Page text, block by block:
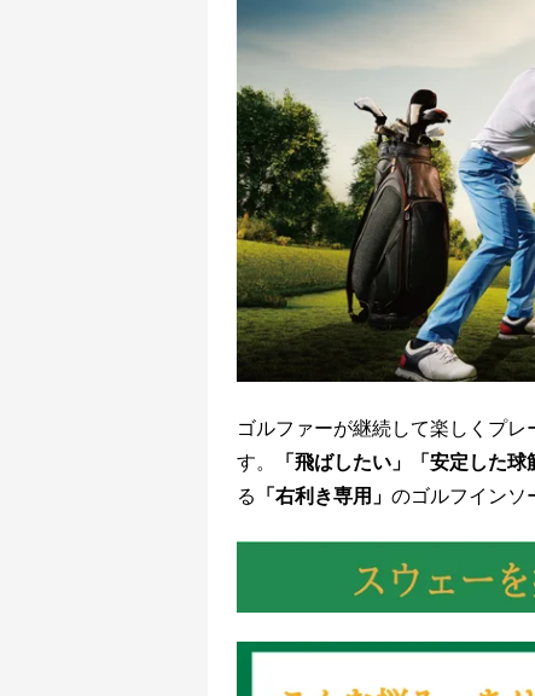
ゴルファーが継続して楽しくプ
す。
「飛ばしたい」「安定した球
る 「右利き専用」 のゴルフインソ